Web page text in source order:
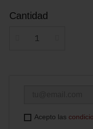
Cantidad
Acepto las